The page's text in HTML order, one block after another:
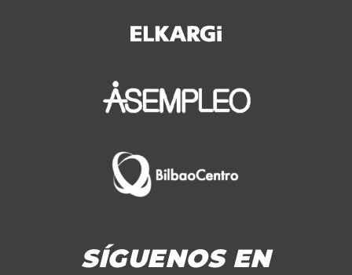
SÍGUENOS EN